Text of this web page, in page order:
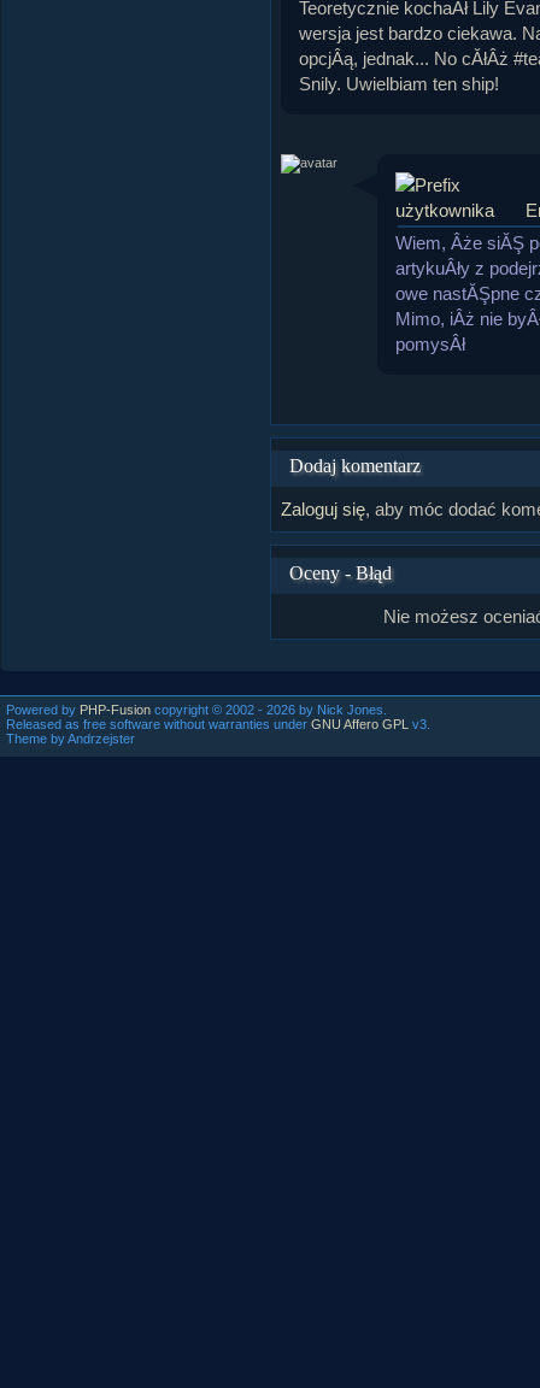
Teoretycznie kochaÂł Lily
wersja jest bardzo ciekawa.
opcjÂą, jednak... No cĂłÂż
Snily. Uwielbiam ten ship!
Wiem, Âże siĂŞ
artykuÂły z
owe nastĂŞpne
Mimo, iÂż nie
pomysÂł
Dodaj komentarz
Zaloguj się, aby móc dodać
Oceny - Błąd
Nie możesz
Powered by PHP-Fusion copyright © 2002 - 2026 by Nick Jones.
Released as free software without warranties under GNU Affero GPL v3.
Theme by Andrzejster